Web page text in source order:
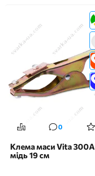
0
Клема маси Vita 300А
мідь 19 см